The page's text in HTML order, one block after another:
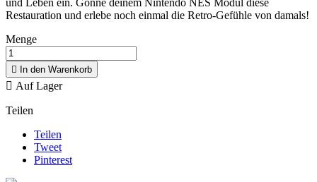
und Leben ein. Gönne deinem Nintendo NES Modul diese
Restauration und erlebe noch einmal die Retro-Gefühle von damals!
Menge
 In den Warenkorb
 Auf Lager
Teilen
Teilen
Tweet
Pinterest